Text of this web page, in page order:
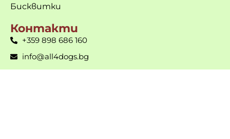
Бисквитки
Контакти
+359 898 686 160
info@all4dogs.bg